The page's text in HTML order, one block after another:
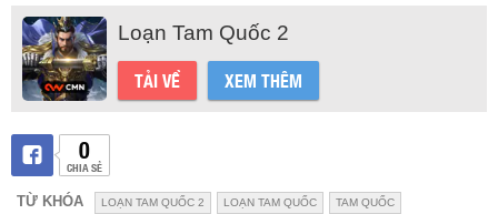
Loạn Tam Quốc 2
TẢI VỀ XEM THÊM
0
CHIA SẺ
TỪ KHÓA LOẠN TAM QUỐC 2 LOẠN TAM QUỐC TAM QUỐC